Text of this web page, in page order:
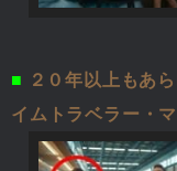
■
２０年以上もあ
イムトラベラー・